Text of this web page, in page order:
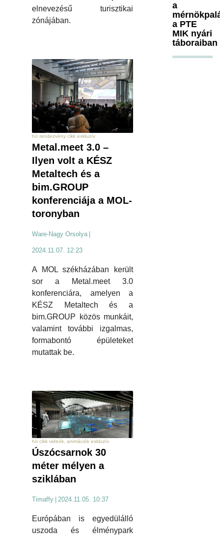
elnevezésű turisztikai
zónájában.
hír rendezvény cikk exkluzív
Metal.meet 3.0 –
Ilyen volt a KÉSZ
Metaltech és a
bim.GROUP
konferenciája a MOL-
toronyban
Ware-Nagy Orsolya
2024.11.07. 12:23
A MOL székházában került
sor a Metal.meet 3.0
konferenciára, amelyen a
KÉSZ Metaltech és a
bim.GROUP közös munkáit,
valamint további izgalmas,
formabontó épületeket
mutattak be.
hír cikk videók, animációk exkluzív
Úszócsarnok 30
méter mélyen a
sziklában
Timaffy 2024.11.05. 10:37
Európában is egyedülálló
uszoda és élménypark
a
a PTE
MIK nyári
táboraiban